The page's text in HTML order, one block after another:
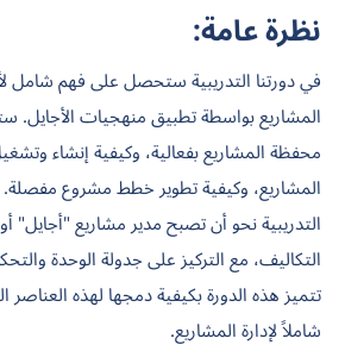
نظرة عامة:
في دورتنا التدريبية ستحصل على فهم شامل
المشاريع بواسطة تطبيق منهجيات الأجايل.
محفظة المشاريع بفعالية، وكيفية إنشاء
المشاريع، وكيفية تطوير خطط مشروع مفصلة.
التدريبية نحو أن تصبح مدير مشاريع
التكاليف، مع التركيز على جدولة الوحدة
تتميز هذه الدورة بكيفية دمجها لهذه العناصر
شاملاً لإدارة المشاريع.